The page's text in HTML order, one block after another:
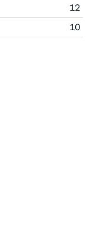
12
10